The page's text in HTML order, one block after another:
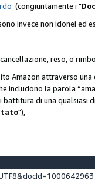
(congiuntamente i "
invece non idonei ed
reso, o
Amazon attraverso
la parola
di una qualsiasi
"),